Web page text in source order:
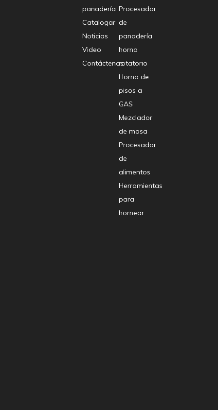
panadería
Catalogar
Noticias
Video
Contáctenos
Procesador
de
panadería
horno
rotatorio
Horno de
pisos a
GAS
Mezclador
de masa
Procesador
de
alimentos
Herramientas
para
hornear